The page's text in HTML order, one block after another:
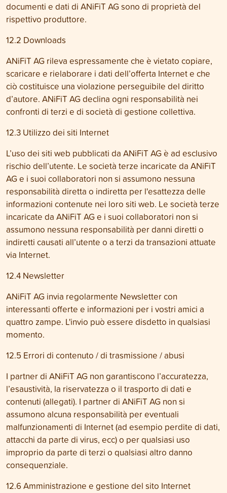
documenti e dati di ANiFiT AG sono di proprietà del
rispettivo produttore.
12.2 Downloads
ANiFiT AG rileva espressamente che è vietato copiare,
scaricare e rielaborare i dati dell’offerta Internet e che
ciò costituisce una violazione perseguibile del diritto
d’autore. ANiFiT AG declina ogni responsabilità nei
confronti di terzi e di società di gestione collettiva.
12.3 Utilizzo dei siti Internet
L’uso dei siti web pubblicati da ANiFiT AG è ad esclusivo
rischio dell’utente. Le società terze incaricate da ANiFiT
AG e i suoi collaboratori non si assumono nessuna
responsabilità diretta o indiretta per l'esattezza delle
informazioni contenute nei loro siti web. Le società terze
incaricate da ANiFiT AG e i suoi collaboratori non si
assumono nessuna responsabilità per danni diretti o
indiretti causati all’utente o a terzi da transazioni attuate
via Internet.
12.4 Newsletter
ANiFiT AG invia regolarmente Newsletter con
interessanti offerte e informazioni per i vostri amici a
quattro zampe. L'invio può essere disdetto in qualsiasi
momento.
12.5 Errori di contenuto / di trasmissione / abusi
I partner di ANiFiT AG non garantiscono l’accuratezza,
l’esaustività, la riservatezza o il trasporto di dati e
contenuti (allegati). I partner di ANiFiT AG non si
assumono alcuna responsabilità per eventuali
malfunzionamenti di Internet (ad esempio perdite di dati,
attacchi da parte di virus, ecc) o per qualsiasi uso
improprio da parte di terzi o qualsiasi altro danno
consequenziale.
12.6 Amministrazione e gestione del sito Internet